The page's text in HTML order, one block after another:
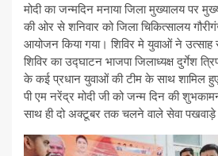
मोदी का जन्मदिन मनाया जिला मुख्यालय पर
की ओर से शनिवार को जिला चिकित्सालय
आयोजन किया गया। शिविर मे युवाओं ने उत्साह
शिविर का उद्घाटन भाजपा जिलाध्यक्ष दुर्गेश
के कई प्रधान युवाओं की टीम के साथ शामिल
पी एम नरेंद्र मोदी जी को जन्म दिन की
साथ ही दो अक्टूबर तक चलने वाले सेवा पखवाड़े